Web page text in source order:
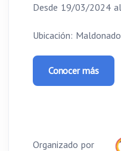
Desde 19/03/2024
Ubicación:
Conocer más
Organizado por